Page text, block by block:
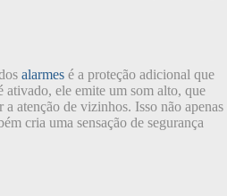
alarmes é a proteção adicional que
ativado, ele emite um som alto, que
a atenção de vizinhos. Isso não apenas
cria uma sensação de segurança